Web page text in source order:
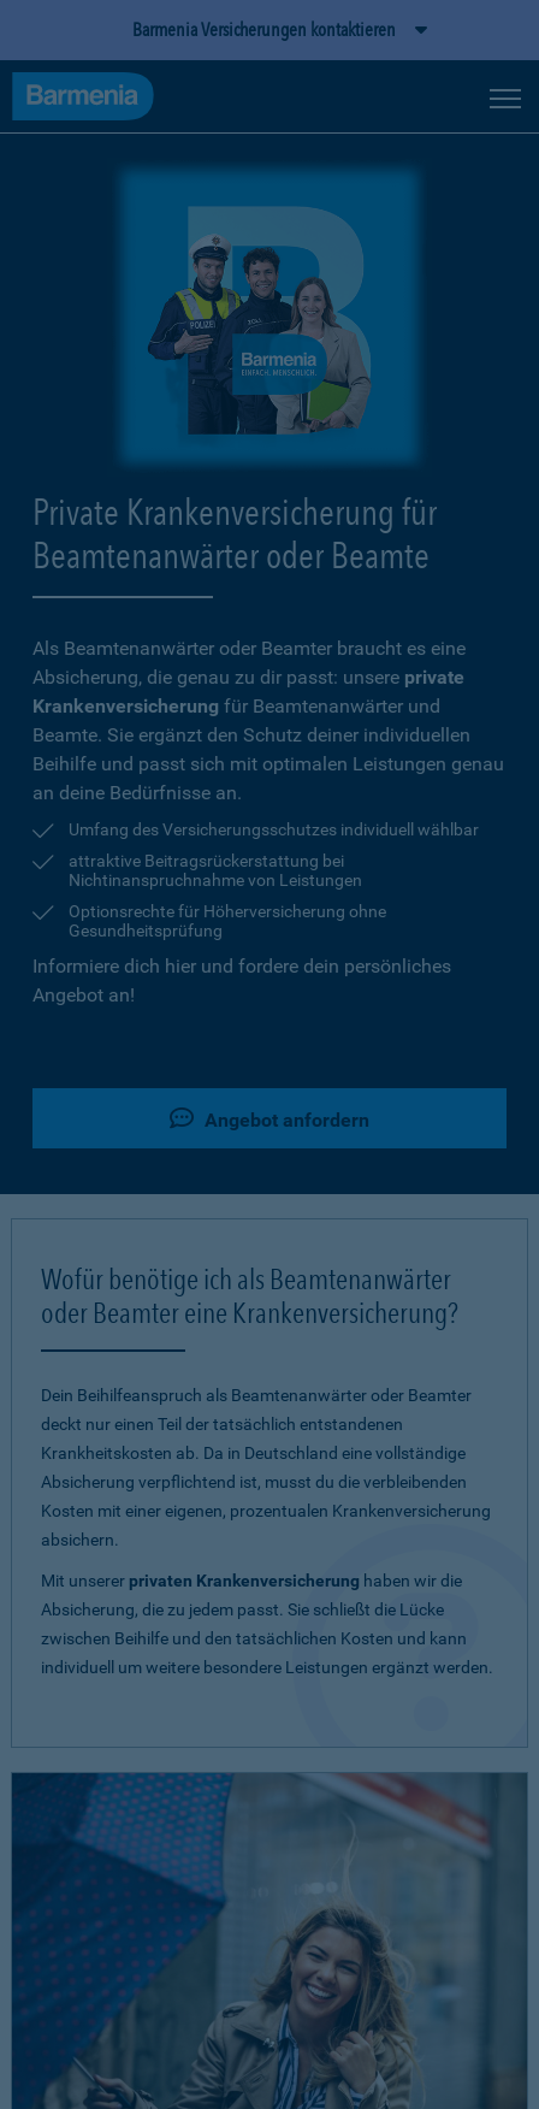
Barmenia Versicherungen kontaktieren
Private Krankenversicherung für
Beamtenanwärter oder Beamte
Als Beamtenanwärter oder Beamter braucht es eine
Absicherung, die genau zu dir passt: unsere private
Krankenversicherung für Beamtenanwärter und
Beamte. Sie ergänzt den Schutz deiner individuellen
Beihilfe und passt sich mit optimalen Leistungen genau
an deine Bedürfnisse an.
Umfang des Versicherungsschutzes individuell wählbar
attraktive Beitragsrückerstattung bei
Nichtinanspruchnahme von Leistungen
Optionsrechte für Höherversicherung ohne
Gesundheitsprüfung
Informiere dich hier und fordere dein persönliches
Angebot an!
Angebot anfordern
Wofür benötige ich als Beamtenanwärter
oder Beamter eine Krankenversicherung?
Dein Beihilfeanspruch als Beamtenanwärter oder Beamter
deckt nur einen Teil der tatsächlich entstandenen
Krankheitskosten ab. Da in Deutschland eine vollständige
Absicherung verpflichtend ist, musst du die verbleibenden
Kosten mit einer eigenen, prozentualen Krankenversicherung
absichern.
Mit unserer privaten Krankenversicherung haben wir die
Absicherung, die zu jedem passt. Sie schließt die Lücke
zwischen Beihilfe und den tatsächlichen Kosten und kann
individuell um weitere besondere Leistungen ergänzt werden.